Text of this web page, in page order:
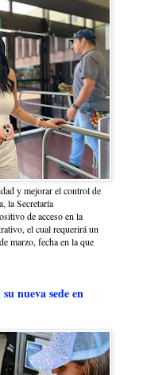
y mejorar el control de
la Secretaría
de acceso en la
el cual requerirá un
marzo, fecha en la que
nueva sede en